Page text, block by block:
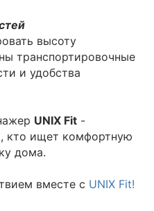
высоту
транспортировочные
и удобства
UNIX Fit -
кто ищет комфортную
дома.
вместе с UNIX Fit!